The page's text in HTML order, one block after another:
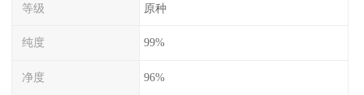
等级 原种
纯度 99%
净度 96%